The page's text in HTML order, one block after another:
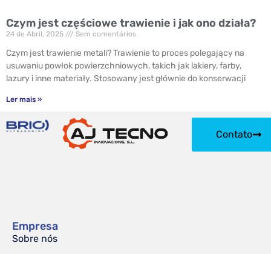
Czym jest częściowe trawienie i jak ono działa?
24 de Abril, 2025 Sem comentários
Czym jest trawienie metali? Trawienie to proces polegający na
usuwaniu powłok powierzchniowych, takich jak lakiery, farby,
lazury i inne materiały. Stosowany jest głównie do konserwacji
Ler mais »
Contato
Empresa
Sobre nós